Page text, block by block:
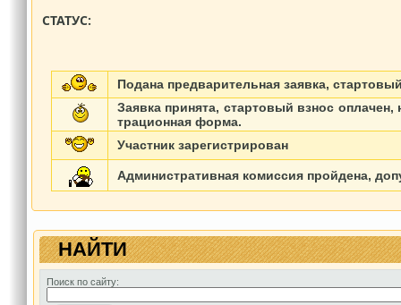
СТАТУС:
Подана предварительная заявка,
Заявка принята, стартовый взнос
трационная форма.
Участник зарегистрирован
Административная комиссия пройдена,
НАЙТИ
Поиск по сайту: